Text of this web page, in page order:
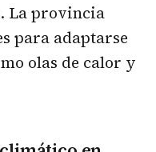
La provincia
para adaptarse
olas de calor y